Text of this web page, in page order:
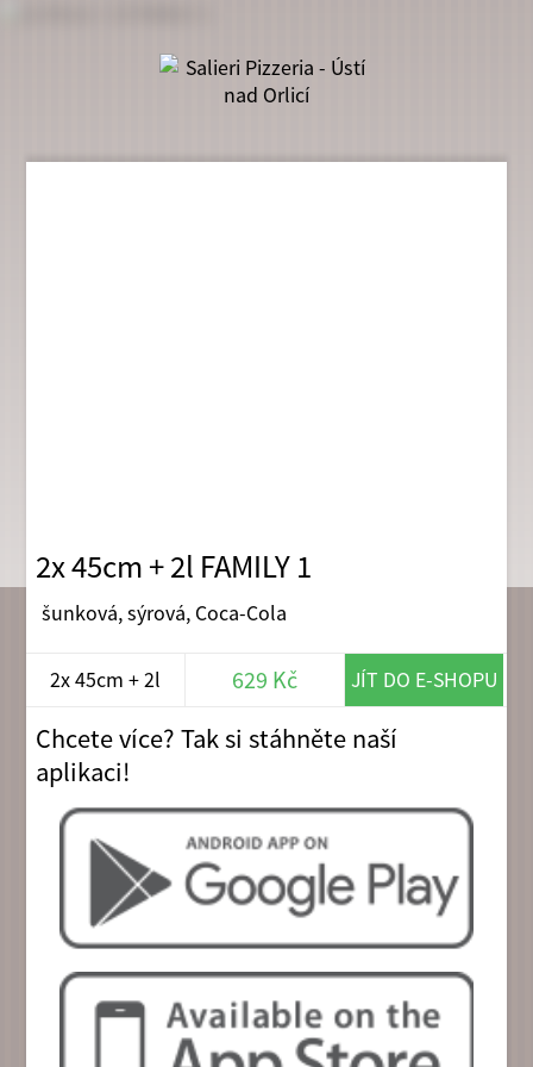
2x 45cm + 2l FAMILY 1
šunková, sýrová, Coca-Cola
2x 45cm + 2l 629 Kč JÍT DO E-SHOPU
Chcete více? Tak si stáhněte naší
aplikaci!